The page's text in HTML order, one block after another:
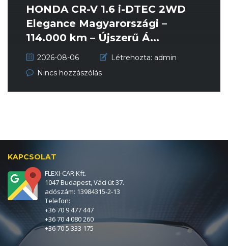
HONDA CR-V 1.6 i-DTEC 2WD
Elegance Magyarországi –
114.000 km – Újszerű Á...
2026-08-06 Létrehozta: admin
Nincs hozzászólás
KAPCSOLAT
FLEXI-CAR Kft.
1047 Budapest, Váci út 37.
adószám: 13984315-2-13
Telefon:
+36 70 9 477 447
+36 70 4 080 260
+36 70 5 333 175